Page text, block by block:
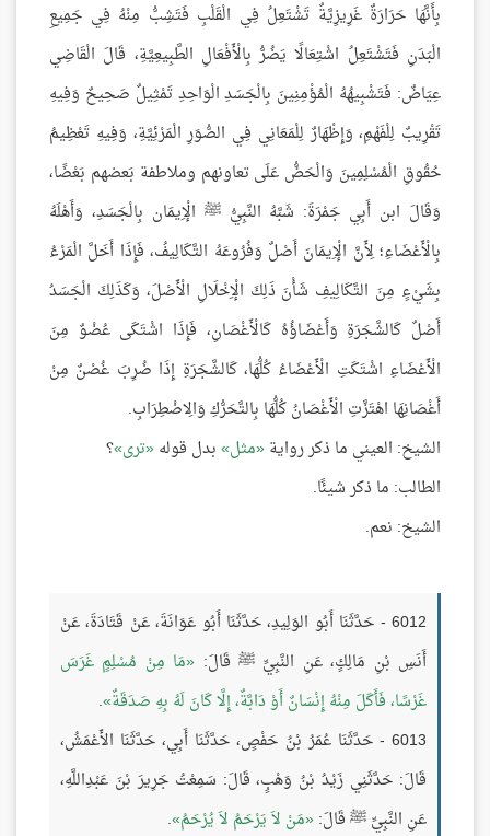
بِأَنَّهَا حَرَارَةٌ غَرِيزِيَّةٌ تَشْتَعِلُ فِي الْقَلْبِ فَتَشِبُّ مِنْهُ فِي جَمِيعِ
الْبَدَنِ فَتَشْتَعِلُ اشْتِعَالًا يَضُرُّ بِالْأَفْعَالِ الطَّبِيعِيَّةِ، قَالَ الْقَاضِي
عِيَاضٌ: فَتَشْبِيهُهُ الْمُؤْمِنِينَ بِالْجَسَدِ الْوَاحِدِ تَمْثِيلٌ صَحِيحٌ وَفِيهِ
تَقْرِيبٌ لِلْفَهْمِ، وَإِظْهَارٌ لِلْمَعَانِي فِي الصُّوَرِ الْمَرْئِيَّةِ، وَفِيهِ تَعْظِيمُ
حُقُوقِ الْمُسْلِمِينَ وَالْحَضُّ عَلَى تعاونهم وملاطفة بَعضهم بَعْضًا،
وَقَالَ ابن أَبِي جَمْرَةَ: شَبَّهُ النَّبِيُّ ﷺ الْإِيمَان بِالْجَسَدِ، وَأَهْلَهُ
بِالْأَعْضَاءِ؛ لِأَنَّ الْإِيمَانَ أَصْلٌ وَفُرُوعَهُ التَّكَالِيفُ، فَإِذَا أَخَلَّ الْمَرْءُ
بِشَيْءٍ مِنَ التَّكَالِيفِ شَأْنَ ذَلِكَ الْإِخْلَالِ الْأَصْلَ، وَكَذَلِكَ الْجَسَدُ
أَصْلٌ كَالشَّجَرَةِ وَأَعْضَاؤُهُ كَالْأَغْصَانِ، فَإِذَا اشْتَكَى عُضْوٌ مِنَ
الْأَعْضَاءِ اشْتَكَتِ الْأَعْضَاءُ كُلُّهَا، كَالشَّجَرَةِ إِذَا ضُرِبَ غُصْنٌ مِنْ
أَغْصَانِهَا اهْتَزَّتِ الْأَغْصَانُ كُلُّهَا بِالتَّحَرُّكِ وَالِاضْطِرَابِ.
الشيخ: العيني ما ذكر رواية مثل بدل قوله ترى ؟
الطالب: ما ذكر شيئًا.
الشيخ: نعم.
6012 - حَدَّثَنَا أَبُو الوَلِيدِ، حَدَّثَنَا أَبُو عَوَانَةَ، عَنْ قَتَادَةَ، عَنْ
أَنَسِ بْنِ مَالِكٍ، عَنِ النَّبِيِّ ﷺ قَالَ:
مَا مِنْ مُسْلِمٍ غَرَسَ
غَرْسًا، فَأَكَلَ مِنْهُ إِنْسَانٌ أَوْ دَابَّةٌ، إِلَّا كَانَ لَهُ بِهِ صَدَقَةٌ .
6013 - حَدَّثَنَا عُمَرُ بْنُ حَفْصٍ، حَدَّثَنَا أَبِي، حَدَّثَنَا الأَعْمَشُ،
قَالَ: حَدَّثَنِي زَيْدُ بْنُ وَهْبٍ، قَالَ: سَمِعْتُ جَرِيرَ بْنَ عَبْدِاللَّهِ،
عَنِ النَّبِيِّ ﷺ قَالَ: مَنْ لاَ يَرْحَمُ لاَ يُرْحَمُ .